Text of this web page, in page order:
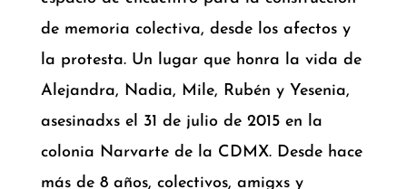
de memoria colectiva, desde los afectos y
la protesta. Un lugar que honra la vida de
Alejandra, Nadia, Mile, Rubén y Yesenia,
asesinadxs el 31 de julio de 2015 en la
colonia Narvarte de la CDMX. Desde hace
más de 8 años, colectivos, amigxs y